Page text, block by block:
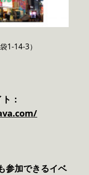
1-14-3）
：
参加できるイベ